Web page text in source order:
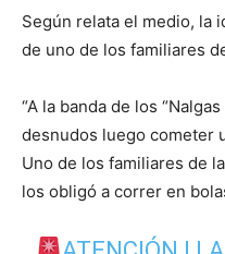
Según relata el medio, la
de uno de los familiares
“A la banda de los
desnudos luego cometer
Uno de los familiares de
los obligó a correr en